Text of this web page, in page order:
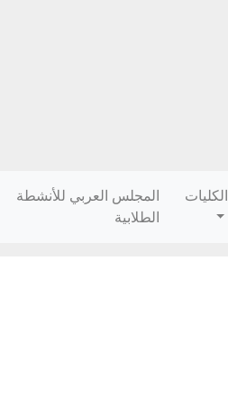
الكليات
المجلس العربي للأنشطة
الطلابية